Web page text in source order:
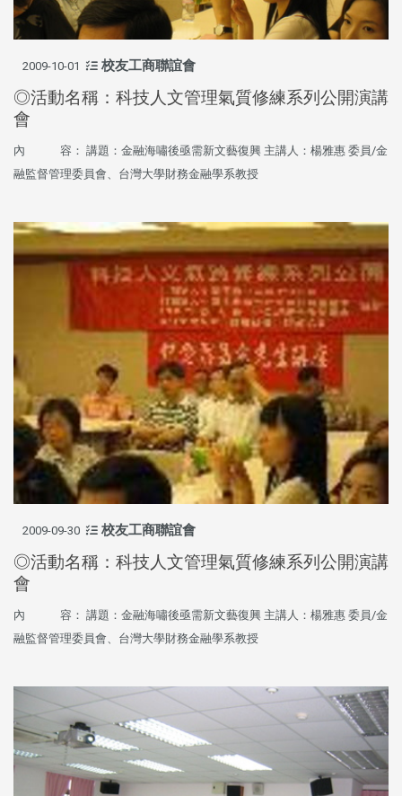
2009-10-01 校友工商聯誼會
◎活動名稱：科技人文管理氣質修練系列公開演講
會
內 容： 講題：金融海嘯後亟需新文藝復興 主講人：楊雅惠 委員/金
融監督管理委員會、台灣大學財務金融學系教授
2009-09-30 校友工商聯誼會
◎活動名稱：科技人文管理氣質修練系列公開演講
會
內 容： 講題：金融海嘯後亟需新文藝復興 主講人：楊雅惠 委員/金
融監督管理委員會、台灣大學財務金融學系教授